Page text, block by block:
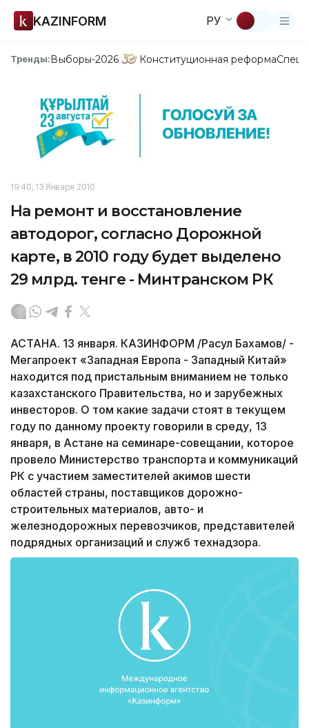
KAZINFORM РУ
Тренды:Выборы-2026 Конституционная реформа
19:40, 13 Января 2010
На ремонт и восстановление
автодорог, согласно Дорожной
карте, в 2010 году будет выделено
29 млрд. тенге - Минтранском РК
АСТАНА. 13 января. КАЗИНФОРМ /Расул Бахамов/ -
Мегапроект «Западная Европа - Западный Китай»
находится под пристальным вниманием не только
казахстанского Правительства, но и зарубежных
инвесторов. О том какие задачи стоят в текущем
году по данному проекту говорили в среду, 13
января, в Астане на семинаре-совещании, которое
провело Министерство транспорта и коммуникаций
РК с участием заместителей акимов шести
областей страны, поставщиков дорожно-
строительных материалов, авто- и
железнодорожных перевозчиков, представителей
подрядных организаций и служб технадзора.